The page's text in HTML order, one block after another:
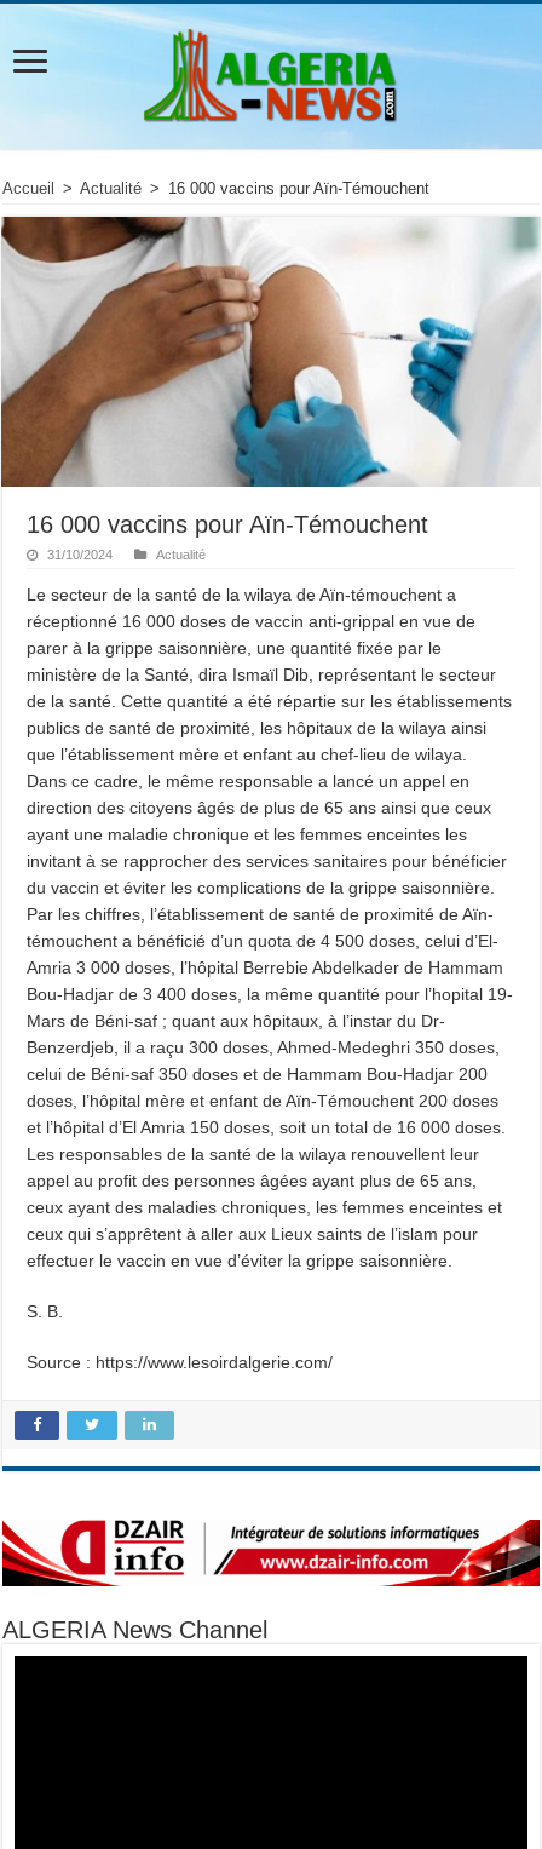
Accueil > Actualité > 16 000 vaccins pour Aïn-Témouchent
16 000 vaccins pour Aïn-Témouchent
31/10/2024 Actualité
Le secteur de la santé de la wilaya de Aïn-témouchent a
réceptionné 16 000 doses de vaccin anti-grippal en vue de
parer à la grippe saisonnière, une quantité fixée par le
ministère de la Santé, dira Ismaïl Dib, représentant le secteur
de la santé. Cette quantité a été répartie sur les établissements
publics de santé de proximité, les hôpitaux de la wilaya ainsi
que l’établissement mère et enfant au chef-lieu de wilaya.
Dans ce cadre, le même responsable a lancé un appel en
direction des citoyens âgés de plus de 65 ans ainsi que ceux
ayant une maladie chronique et les femmes enceintes les
invitant à se rapprocher des services sanitaires pour bénéficier
du vaccin et éviter les complications de la grippe saisonnière.
Par les chiffres, l’établissement de santé de proximité de Aïn-
témouchent a bénéficié d’un quota de 4 500 doses, celui d’El-
Amria 3 000 doses, l’hôpital Berrebie Abdelkader de Hammam
Bou-Hadjar de 3 400 doses, la même quantité pour l’hopital 19-
Mars de Béni-saf ; quant aux hôpitaux, à l’instar du Dr-
Benzerdjeb, il a raçu 300 doses, Ahmed-Medeghri 350 doses,
celui de Béni-saf 350 doses et de Hammam Bou-Hadjar 200
doses, l’hôpital mère et enfant de Aïn-Témouchent 200 doses
et l’hôpital d’El Amria 150 doses, soit un total de 16 000 doses.
Les responsables de la santé de la wilaya renouvellent leur
appel au profit des personnes âgées ayant plus de 65 ans,
ceux ayant des maladies chroniques, les femmes enceintes et
ceux qui s’apprêtent à aller aux Lieux saints de l’islam pour
effectuer le vaccin en vue d’éviter la grippe saisonnière.
S. B.
Source : https://www.lesoirdalgerie.com/
ALGERIA News Channel